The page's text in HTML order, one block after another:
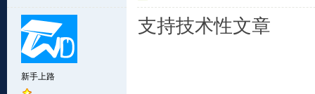
新手上路
支持技术性文章